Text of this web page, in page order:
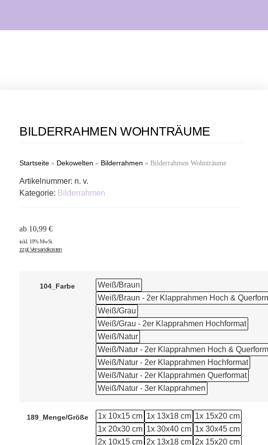
BILDERRAHMEN WOHNTRÄUME
Startseite» Dekowelten » Bilderrahmen » Bilderrahmen Wohnträume
Artikelnummer: n. v.
Kategorie: Bilderrahmen
ab 10,99 €
inkl. 19% MwSt.
zzgl. Versandkosten
104_Farbe
Weiß/Braun
Weiß/Braun - 2er Klapprahmen Hoch &
Weiß/Grau
Weiß/Grau - 2er Klapprahmen Hochformat
Weiß/Natur
Weiß/Natur - 2er Klapprahmen Hoch &
Weiß/Natur - 2er Klapprahmen Hochformat
Weiß/Natur - 2er Klapprahmen Querformat
Weiß/Natur - 3er Klapprahmen
189_Menge/Größe 1x 10x15 cm 1x 13x18 cm 1x 15x20 cm
1x 20x30 cm 1x 30x40 cm 1x 30x45 cm
2x 10x15 cm 2x 13x18 cm 2x 15x20 cm